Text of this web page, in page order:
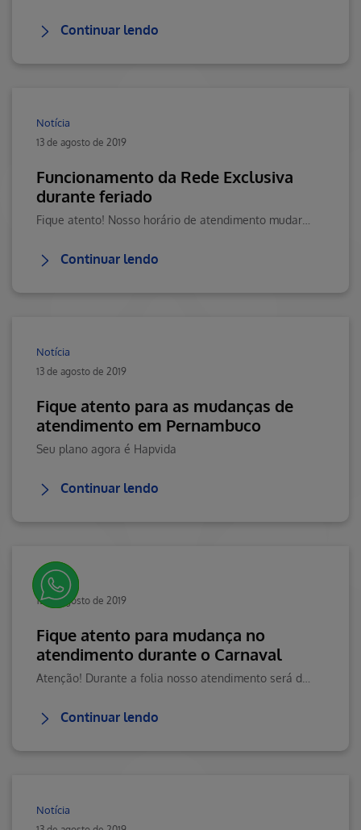
Continuar lendo
Notícia
13 de agosto de 2019
Funcionamento da Rede Exclusiva
durante feriado
Continuar lendo
Notícia
13 de agosto de 2019
Fique atento para as mudanças de
atendimento em Pernambuco
Seu plano agora é Hapvida
Continuar lendo
Notícia
13 de agosto de 2019
Fique atento para mudança no
atendimento durante o Carnaval
Continuar lendo
Notícia